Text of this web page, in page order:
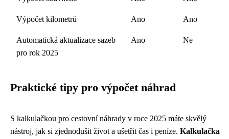
Výpočet kilometrů Ano Ano
Automatická aktualizace sazeb
pro rok 2025
Ano Ne
Praktické tipy pro výpočet náhrad
S kalkulačkou pro cestovní náhrady v roce 2025 máte skvělý
nástroj, jak si zjednodušit život a ušetřit čas i peníze. Kalkulačka